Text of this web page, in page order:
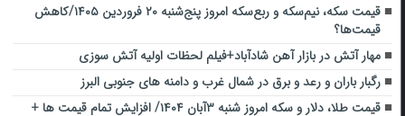
قیمت سکه، نیم‌سکه و ربع‌سکه امروز پنج‌شنبه ۲۰ فروردین ۱۴۰۵/کاهش
قیمت‌ها؟
مهار آتش در بازار آهن شادآباد+فیلم لحظات اولیه آتش سوزی
رگبار باران و رعد و برق در شمال غرب و دامنه های جنوبی البرز
قیمت طلا، دلار و سکه امروز شنبه ۳آبان ۱۴۰۴/ افزایش تمام قیمت ها +